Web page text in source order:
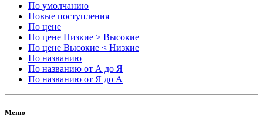
По умолчанию
Новые поступления
По цене
По цене Низкие > Высокие
По цене Высокие < Низкие
По названию
По названию от А до Я
По названию от Я до А
Меню